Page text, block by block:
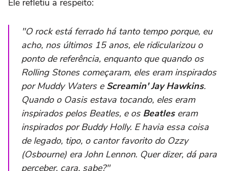
"O rock está ferrado há tanto tempo porque, eu
acho, nos últimos 15 anos, ele ridicularizou o
ponto de referência, enquanto que quando os
Rolling Stones começaram, eles eram inspirados
por Muddy Waters e Screamin' Jay Hawkins.
Quando o Oasis estava tocando, eles eram
inspirados pelos Beatles, e os Beatleseram
inspirados por Buddy Holly. E havia essa coisa
de legado, tipo, o cantor favorito do Ozzy
(Osbourne) era John Lennon. Quer dizer, dá para
perceber, cara, sabe?"